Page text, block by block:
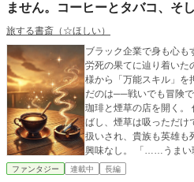
ません。コーヒーとタバコ、そ
旅する書斎（☆ほしい）
ブラック企業で身も心も
労死の果てに辿り着いた
様から「万能スキル」を
だのは──戦いでも冒険でもない。 静かな辺
珈琲と煙草の店を開く。
ばし、煙草は吸っただけ
扱いされ、貴族も英雄
興味なし。 「……うまい珈琲と煙草があれば、それでいい」
誰かと群れる気も、誰か
ファンタジー 連載中 長編